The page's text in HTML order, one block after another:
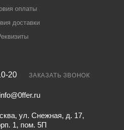
оплаты
доставки
20 ЗАКАЗАТЬ ЗВОНОК
info@0ffer.ru
ул. Снежная, д. 17,
1, пом. 5П